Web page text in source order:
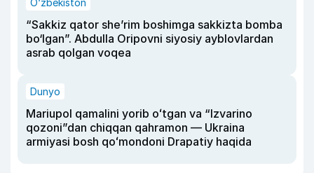
“Sakkiz qator she’rim boshimga sakkizta bomba
bo‘lgan”. Abdulla Oripovni siyosiy ayblovlardan
asrab qolgan voqea
Dunyo
Mariupol qamalini yorib oʻtgan va “Izvarino
qozoni”dan chiqqan qahramon — Ukraina
armiyasi bosh qoʻmondoni Drapatiy haqida